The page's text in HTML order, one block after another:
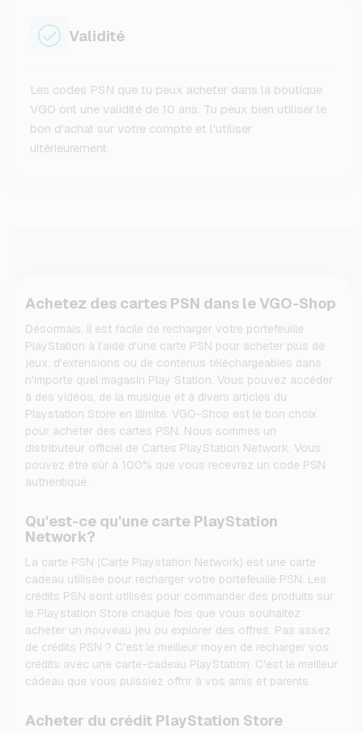
Validité
Les codes PSN que tu peux acheter dans la boutique
VGO ont une validité de 10 ans. Tu peux bien utiliser le
bon d'achat sur votre compte et l'utiliser
ultérieurement.
Achetez des cartes PSN dans le VGO-Shop
Désormais, il est facile de recharger votre portefeuille
PlayStation à l'aide d'une carte PSN pour acheter plus de
jeux, d'extensions ou de contenus téléchargeables dans
n'importe quel magasin Play Station. Vous pouvez accéder
à des vidéos, de la musique et à divers articles du
Playstation Store en illimité. VGO-Shop est le bon choix
pour acheter des cartes PSN. Nous sommes un
distributeur officiel de Cartes PlayStation Network. Vous
pouvez être sûr à 100% que vous recevrez un code PSN
authentique.
Qu'est-ce qu'une carte PlayStation
Network?
La carte PSN (Carte Playstation Network) est une carte
cadeau utilisée pour recharger votre portefeuille PSN. Les
crédits PSN sont utilisés pour commander des produits sur
le Playstation Store chaque fois que vous souhaitez
acheter un nouveau jeu ou explorer des offres. Pas assez
de crédits PSN ? C'est le meilleur moyen de recharger vos
crédits avec une carte-cadeau PlayStation. C'est le meilleur
cadeau que vous puissiez offrir à vos amis et parents.
Acheter du crédit PlayStation Store